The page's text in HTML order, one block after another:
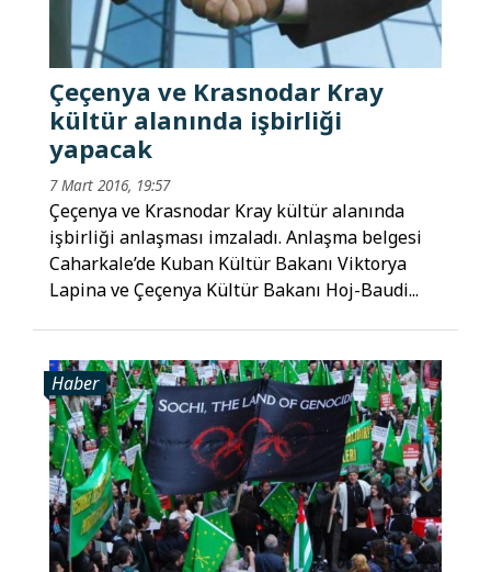
Çeçenya ve Krasnodar Kray
kültür alanında işbirliği
yapacak
7 Mart 2016, 19:57
Çeçenya ve Krasnodar Kray kültür alanında
işbirliği anlaşması imzaladı. Anlaşma belgesi
Caharkale’de Kuban Kültür Bakanı Viktorya
Lapina ve Çeçenya Kültür Bakanı Hoj-Baudi...
Haber